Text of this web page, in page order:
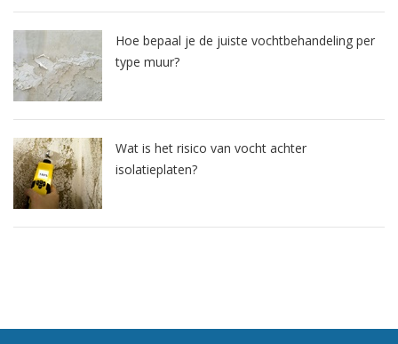
Hoe bepaal je de juiste vochtbehandeling per
type muur?
Wat is het risico van vocht achter
isolatieplaten?